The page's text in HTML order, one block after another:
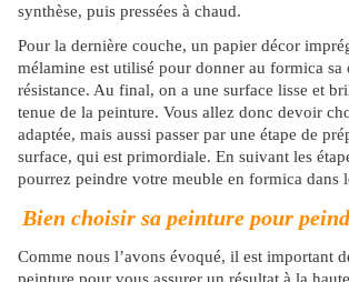
synthèse, puis pressées à chaud.
Pour la dernière couche, un papier décor
mélamine est utilisé pour donner au formica sa
résistance. Au final, on a une surface lisse et
tenue de la peinture. Vous allez donc devoir
adaptée, mais aussi passer par une étape de
surface, qui est primordiale. En suivant les
pourrez peindre votre meuble en formica dans
Bien choisir sa peinture pour
Comme nous l’avons évoqué, il est important